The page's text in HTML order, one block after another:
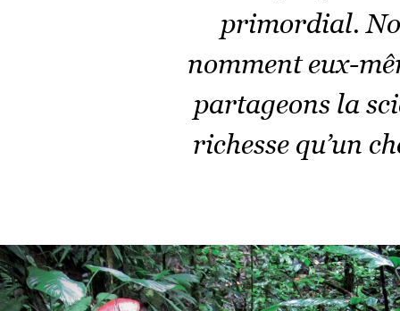
primordial.
nomment eux-
partageons la
richesse qu’un